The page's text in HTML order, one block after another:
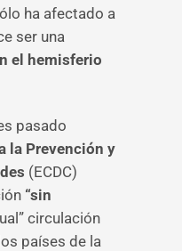
ha afectado a
ser una
el hemisferio
pasado
la Prevención y
(ECDC)
“sin
circulación
países de la